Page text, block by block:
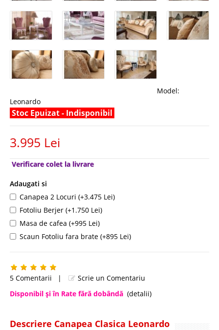
Model:
Leonardo
Stoc Epuizat - Indisponibil
3.995 Lei
Verificare colet la livrare
Adaugati si
Canapea 2 Locuri (+3.475 Lei)
Fotoliu Berjer (+1.750 Lei)
Masa de cafea (+995 Lei)
Scaun Fotoliu fara brate (+895 Lei)
5 Comentarii |
Scrie un Comentariu
Disponibil şi în Rate fără dobândă (detalii)
Descriere Canapea Clasica Leonardo